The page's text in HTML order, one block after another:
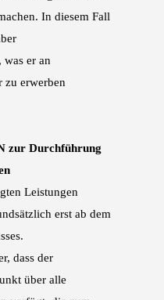
In diesem Fall
was er an
zu erwerben
zur Durchführung
Leistungen
erst ab dem
dass der
über alle